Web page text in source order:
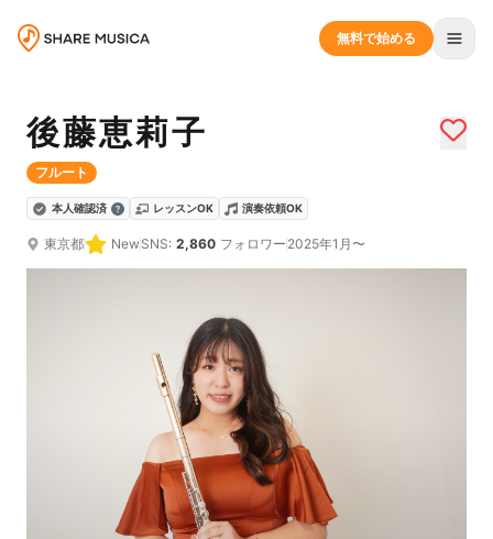
無料で始める
後藤恵莉子
フルート
本人確認済 レッスンOK 演奏依頼OK
東京都 New SNS: 2,860 フォロワー 2025年1月〜